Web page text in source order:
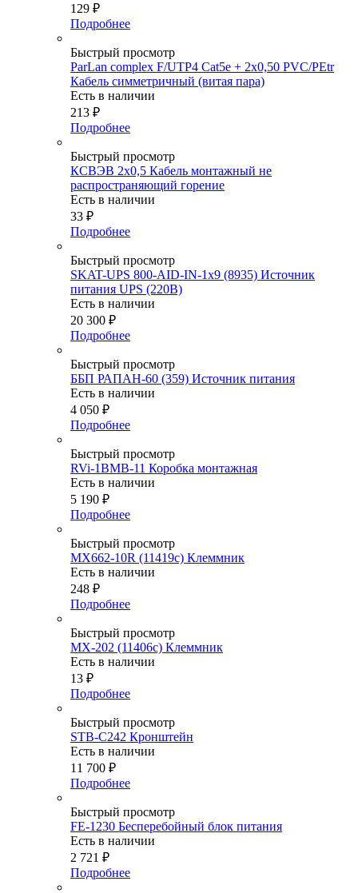
129 ₽
Подробнее
Быстрый просмотр
ParLan complex F/UTP4 Cat5e + 2х0,50 PVC/PEtr
Кабель симметричный (витая пара)
Есть в наличии
213 ₽
Подробнее
Быстрый просмотр
КСВЭВ 2х0,5 Кабель монтажный не
распространяющий горение
Есть в наличии
33 ₽
Подробнее
Быстрый просмотр
SKAT-UPS 800-AID-IN-1х9 (8935) Источник
питания UPS (220В)
Есть в наличии
20 300 ₽
Подробнее
Быстрый просмотр
ББП РАПАН-60 (359) Источник питания
Есть в наличии
4 050 ₽
Подробнее
Быстрый просмотр
RVi-1BMB-11 Коробка монтажная
Есть в наличии
5 190 ₽
Подробнее
Быстрый просмотр
MX662-10R (11419c) Клеммник
Есть в наличии
248 ₽
Подробнее
Быстрый просмотр
MX-202 (11406c) Клеммник
Есть в наличии
13 ₽
Подробнее
Быстрый просмотр
STB-C242 Кронштейн
Есть в наличии
11 700 ₽
Подробнее
Быстрый просмотр
FE-1230 Бесперебойный блок питания
Есть в наличии
2 721 ₽
Подробнее